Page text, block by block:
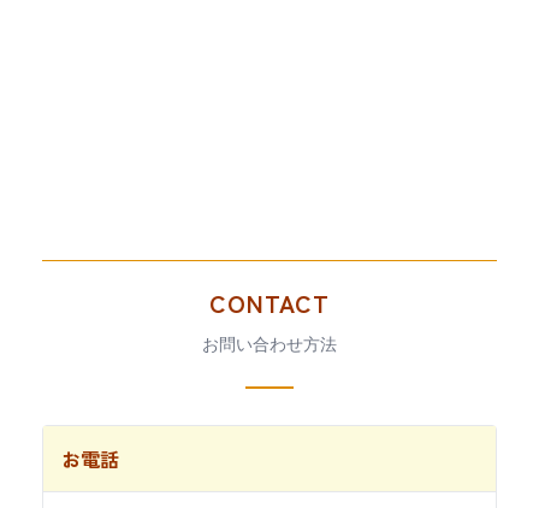
CONTACT
お問い合わせ方法
お電話